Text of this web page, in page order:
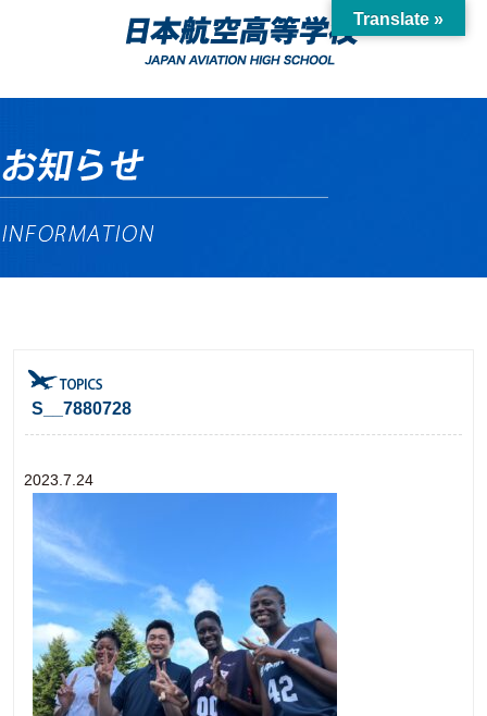
S__7880728
2023.7.24
Translate »